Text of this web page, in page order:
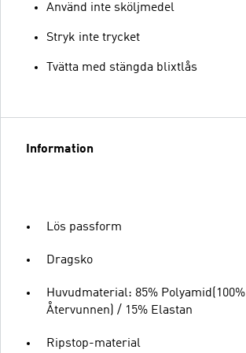
Använd inte sköljmedel
Stryk inte trycket
Tvätta med stängda blixtlås
Information
Lös passform
Dragsko
Huvudmaterial: 85% Polyamid(100%
Återvunnen) / 15% Elastan
Ripstop-material